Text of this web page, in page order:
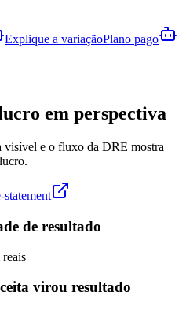
Explique a variaçãoPlano pago
em perspectiva
visível e o fluxo da DRE mostra
de resultado
virou resultado